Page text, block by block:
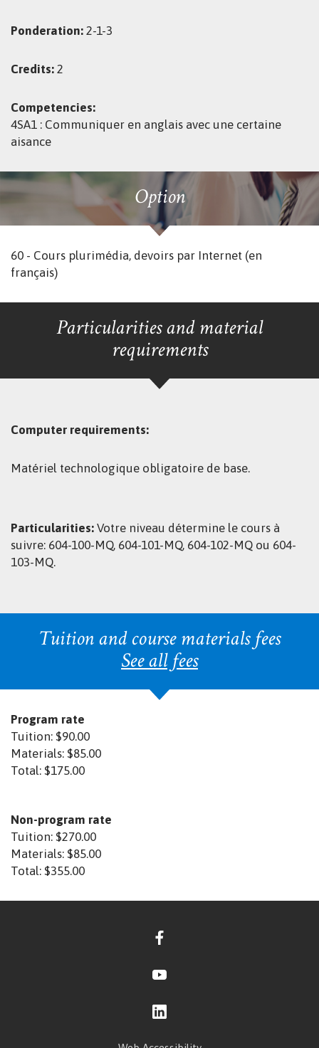
Ponderation: 2-1-3
Credits: 2
Competencies:
4SA1 : Communiquer en anglais avec une certaine
aisance
Option
60 - Cours plurimédia, devoirs par Internet (en
français)
Particularities and material
requirements
Computer requirements:
Matériel technologique obligatoire de base.
Particularities: Votre niveau détermine le cours à
suivre: 604-100-MQ, 604-101-MQ, 604-102-MQ ou 604-
103-MQ.
Tuition and course materials fees
See all fees
Program rate
Tuition: $90.00
Materials: $85.00
Total: $175.00
Non-program rate
Tuition: $270.00
Materials: $85.00
Total: $355.00